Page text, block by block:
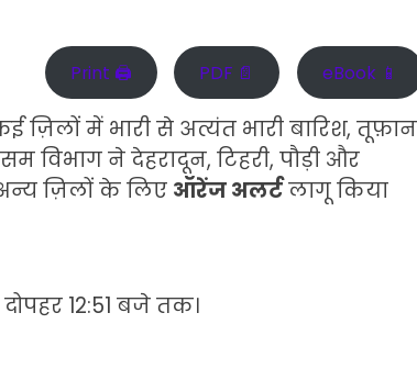
Print 🖨 PDF 📄 eBook 📱
ज़िलों में भारी से अत्यंत भारी बारिश,
विभाग ने देहरादून, टिहरी, पौड़ी और
ज़िलों के लिए ऑरेंज अलर्टलागू किया
12:51 बजे तक।